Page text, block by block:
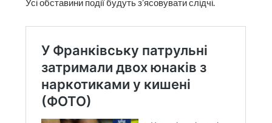
Усі обставини події будуть з’ясовувати слідчі.